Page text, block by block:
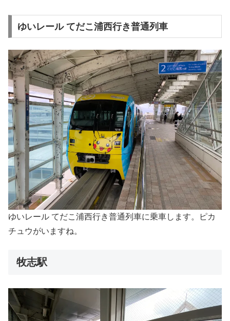
ゆいレール てだこ浦西行き普通列車
ゆいレール てだこ浦西行き普通列車に乗車します。ピカ
チュウがいますね。
牧志駅